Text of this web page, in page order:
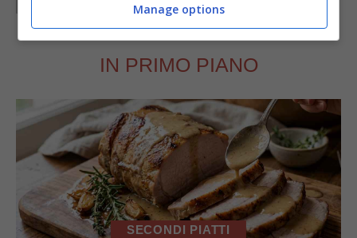
occhio di riguardo a quelle della tradizione regionale.
IN PRIMO PIANO
SECONDI PIATTI
Manage options